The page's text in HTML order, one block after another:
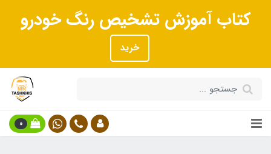
کتاب آموزش تشخیص رنگ خودرو
خرید
0